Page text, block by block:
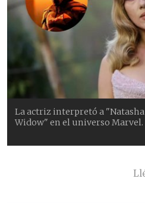
La actriz interpretó a
Widow" en el universo Marvel.